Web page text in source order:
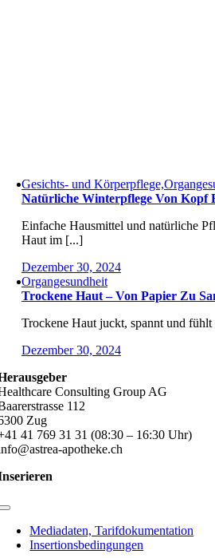
Gesichts- und
Natürliche Winterpflege Von Kopf
Einfache Hausmittel und natürliche
Haut im [...]
Dezember 30, 2024
Organgesundheit
Trockene Haut – Von Papier Zu
Trockene Haut juckt, spannt und
Dezember 30, 2024
Consulting Group AG
112
Zug
41 769 31 31 (08:30 – 16:30 Uhr)
apotheke.ch
Toggle
NavigationMediadaten, Tarifdokumentation
Insertionsbedingungen